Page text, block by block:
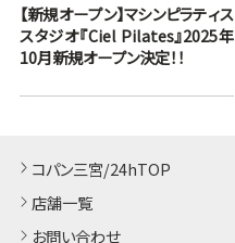
【新規オープン】マシンピラティス
スタジオ『Ciel Pilates』2025年
10月新規オープン決定！！
コパン三宮/24hTOP
店舗一覧
お問い合わせ